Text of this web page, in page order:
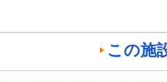
この施